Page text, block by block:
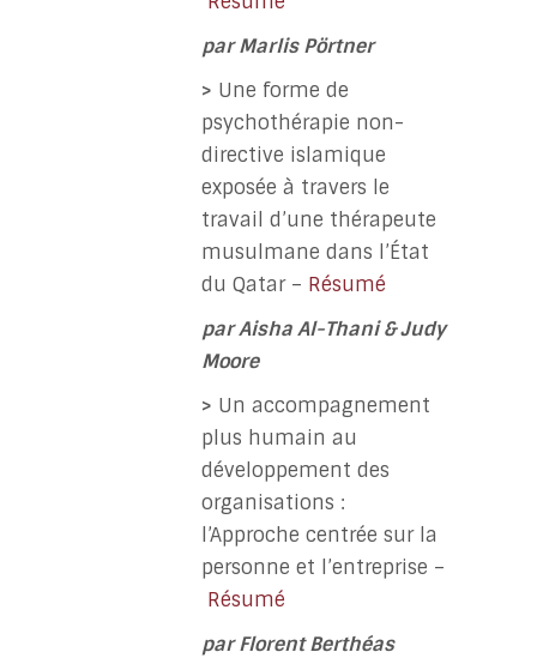
parMarlis Pörtner
> Une forme de
psychothérapie non-
directive islamique
exposée à travers le
travail d’une thérapeute
musulmane dans l’État
du Qatar – Résumé
par Aisha Al-Thani & Judy
Moore
> Un accompagnement
plus humain au
développement des
organisations :
l’Approche centrée sur la
personne et l’entreprise –
Résumé
parFlorent Berthéas